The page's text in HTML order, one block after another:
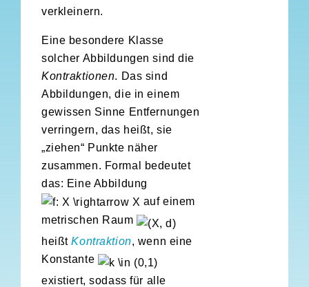
verkleinern.
Eine besondere Klasse
solcher Abbildungen sind die
Kontraktionen. Das sind
Abbildungen, die in einem
gewissen Sinne Entfernungen
verringern, das heißt, sie
„ziehen“ Punkte näher
zusammen. Formal bedeutet
das: Eine Abbildung
auf einem
metrischen Raum
heißtKontraktion, wenn eine
Konstante
existiert, sodass für alle